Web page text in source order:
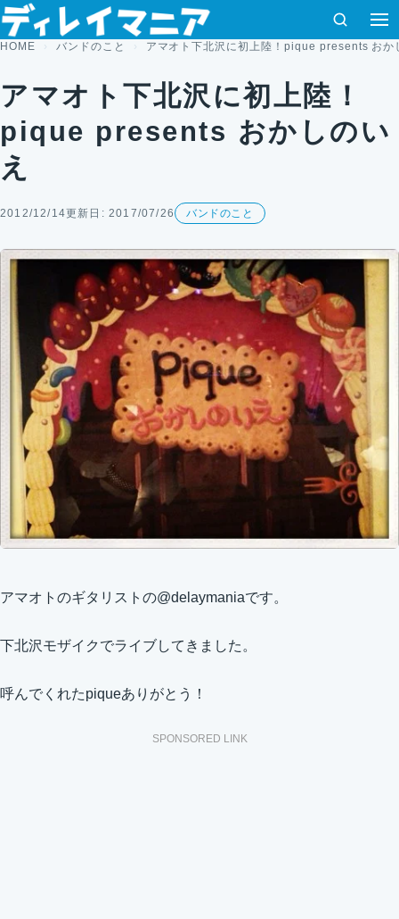
コンテンツへスキップ
検索
HOME バンドのこと アマオト下北沢に初上陸！pique presents おか
アマオト下北沢に初上陸！
pique presents おかしのい
え
2012/12/14更新日: 2017/07/26 バンドのこと
アマオトのギタリストの@delaymaniaです。
下北沢モザイクでライブしてきました。
呼んでくれたpiqueありがとう！
SPONSORED LINK